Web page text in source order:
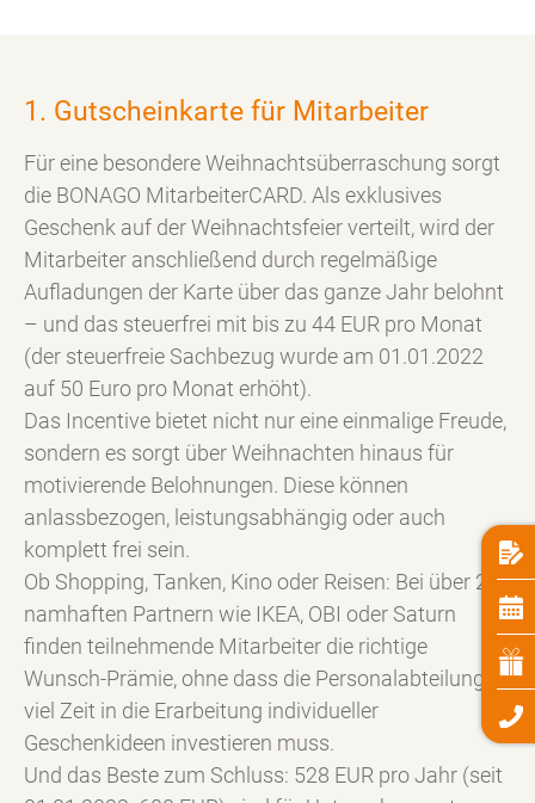
1. Gutscheinkarte für Mitarbeiter
Für eine besondere Weihnachtsüberraschung sorgt
die BONAGO MitarbeiterCARD. Als exklusives
Geschenk auf der Weihnachtsfeier verteilt, wird der
Mitarbeiter anschließend durch regelmäßige
Aufladungen der Karte über das ganze Jahr belohnt
– und das steuerfrei mit bis zu 44 EUR pro Monat
(der steuerfreie Sachbezug wurde am 01.01.2022
auf 50 Euro pro Monat erhöht).
Das Incentive bietet nicht nur eine einmalige Freude,
sondern es sorgt über Weihnachten hinaus für
motivierende Belohnungen. Diese können
anlassbezogen, leistungsabhängig oder auch
komplett frei sein.
Ob Shopping, Tanken, Kino oder Reisen: Bei über 250
namhaften Partnern wie IKEA, OBI oder Saturn
finden teilnehmende Mitarbeiter die richtige
Wunsch-Prämie, ohne dass die Personalabteilung
viel Zeit in die Erarbeitung individueller
Geschenkideen investieren muss.
Und das Beste zum Schluss: 528 EUR pro Jahr (seit